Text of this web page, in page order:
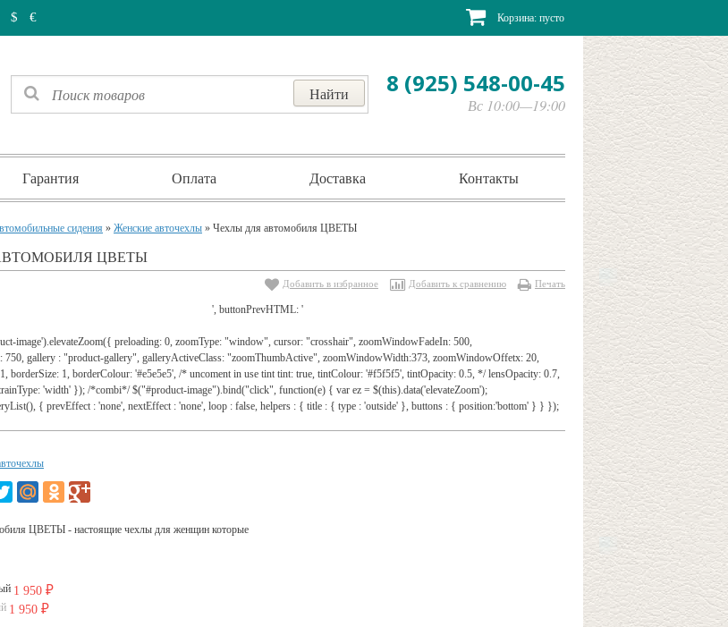
$ € Корзина: пусто
8 (925) 548-00-45
Вс 10:00—19:00
Гарантия Оплата Доставка Контакты
сидения » Женские авточехлы » Чехлы для автомобиля ЦВЕТЫ
ЦВЕТЫ
Добавить в избранное Добавить к сравнению Печать
', buttonPrevHTML: '
image').elevateZoom({ preloading: 0, zoomType: "window", cursor: "crosshair", zoomWindowFadeIn: 500,
750, gallery : "product-gallery", galleryActiveClass: "zoomThumbActive", zoomWindowWidth:373, zoomWindowOffetx: 20,
borderSize: 1, borderColour: '#e5e5e5', /* uncoment in use tint tint: true, tintColour: '#f5f5f5', tintOpacity: 0.5, */ lensOpacity: 0.7,
'width' }); /*combi*/ $("#product-image").bind("click", function(e) { var ez = $(this).data('elevateZoom');
{ prevEffect : 'none', nextEffect : 'none', loop : false, helpers : { title : { type : 'outside' }, buttons : { position:'bottom' } } });
ЦВЕТЫ - настоящие чехлы для женщин которые
1 950 ₽
1 950 ₽